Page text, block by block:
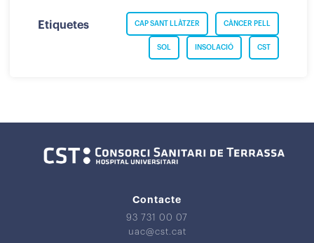
Etiquetes CÀNCER PELL
CAP SANT LLÀTZER
CST
INSOLACIÓ
SOL
Contacte
93 731 00 07
uac@cst.cat